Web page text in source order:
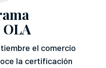
el comercio
la certificación